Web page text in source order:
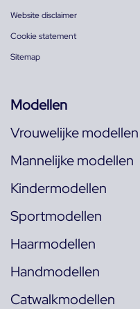
Website disclaimer
Cookie statement
Sitemap
Modellen
Vrouwelijke modellen
Mannelijke modellen
Kindermodellen
Sportmodellen
Haarmodellen
Handmodellen
Catwalkmodellen